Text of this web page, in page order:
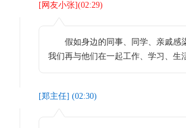
[ 网友小张](02:29)
假如身边的同事、同学、亲戚感染
我们再与他们在一起工作、学习、生
[郑主任] (02:30)